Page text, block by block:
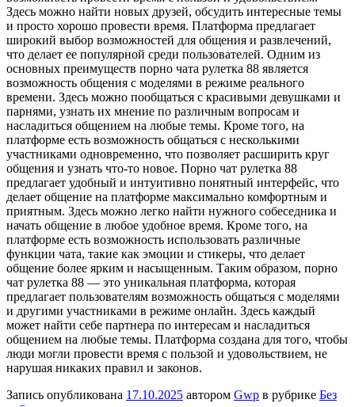
Здесь можно найти новых друзей, обсудить интересные темы
и просто хорошо провести время. Платформа предлагает
широкий выбор возможностей для общения и развлечений,
что делает ее популярной среди пользователей. Одним из
основных преимуществ порно чата рулетка 88 является
возможность общения с моделями в режиме реального
времени. Здесь можно пообщаться с красивыми девушками и
парнями, узнать их мнение по различным вопросам и
насладиться общением на любые темы. Кроме того, на
платформе есть возможность общаться с несколькими
участниками одновременно, что позволяет расширить круг
общения и узнать что-то новое. Порно чат рулетка 88
предлагает удобный и интуитивно понятный интерфейс, что
делает общение на платформе максимально комфортным и
приятным. Здесь можно легко найти нужного собеседника и
начать общение в любое удобное время. Кроме того, на
платформе есть возможность использовать различные
функции чата, такие как эмоции и стикеры, что делает
общение более ярким и насыщенным. Таким образом, порно
чат рулетка 88 — это уникальная платформа, которая
предлагает пользователям возможность общаться с моделями
и другими участниками в режиме онлайн. Здесь каждый
может найти себе партнера по интересам и насладиться
общением на любые темы. Платформа создана для того, чтобы
люди могли провести время с пользой и удовольствием, не
нарушая никаких правил и законов.
Запись опубликована 17.10.2025 автором Gwp в рубрике Без